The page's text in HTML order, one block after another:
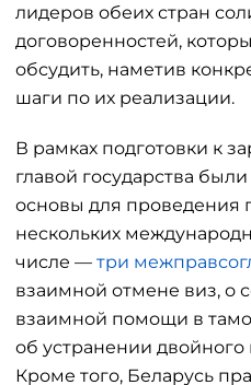
лидеров обеих стран
договоренностей,
обсудить, наметив
шаги по их реализации.
В рамках подготовки к
главой государства
основы для проведения
нескольких
числе — три
взаимной отмене виз, о
взаимной помощи в
об устранении
Кроме того, Беларусь